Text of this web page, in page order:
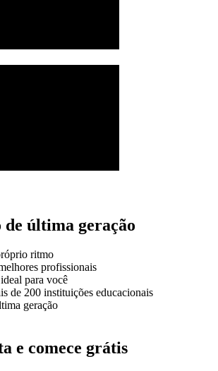
última geração
ritmo
profissionais
para você
de 200 instituições educacionais
e comece grátis